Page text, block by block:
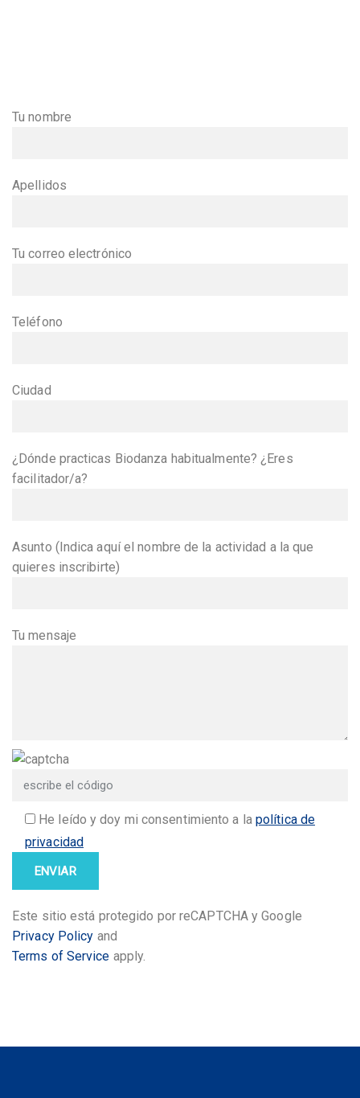
Tu nombre
Apellidos
Tu correo electrónico
Teléfono
Ciudad
¿Dónde practicas Biodanza habitualmente? ¿Eres
facilitador/a?
Asunto (Indica aquí el nombre de la actividad a la que
quieres inscribirte)
Tu mensaje
He leído y doy mi consentimiento a la política de
privacidad
Este sitio está protegido por reCAPTCHA y Google
Privacy Policy and
Terms of Service apply.